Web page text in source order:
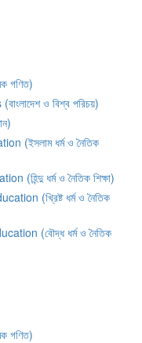
গণিত)
ও বিশ্ব পরিচয়)
(ইসলাম ধর্ম ও নৈতিক
ধর্ম ও নৈতিক শিক্ষা)
(খ্রিষ্ট ধর্ম ও নৈতিক
(বৌদ্ধ ধর্ম ও নৈতিক
গণিত)